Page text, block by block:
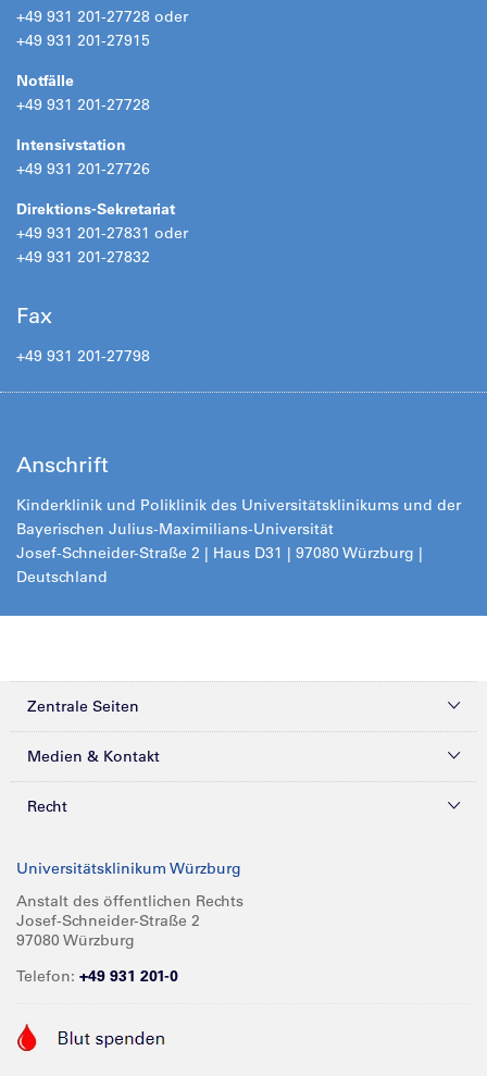
+49 931 201-27728 oder
+49 931 201-27915
Notfälle
+49 931 201-27728
Intensivstation
+49 931 201-27726
Direktions-Sekretariat
+49 931 201-27831 oder
+49 931 201-27832
Fax
+49 931 201-27798
Anschrift
Kinderklinik und Poliklinik des Universitätsklinikums und der
Bayerischen Julius-Maximilians-Universität
Josef-Schneider-Straße 2 | Haus D31 | 97080 Würzburg |
Deutschland
Zentrale Seiten
Kliniken & Zentren
Forschung
Karriere
Medien & Kontakt
Presse
Glossar
Spenden
Anreise
Recht
Compliance
Impressum
Barrierefreiheit
Universitätsklinikum Würzburg
Anstalt des öffentlichen Rechts
Josef-Schneider-Straße 2
97080 Würzburg
Telefon: +49 931 201-0